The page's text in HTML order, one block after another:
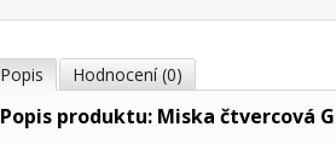
Popis Hodnocení (0)
Popis produktu: Miska čtvercová